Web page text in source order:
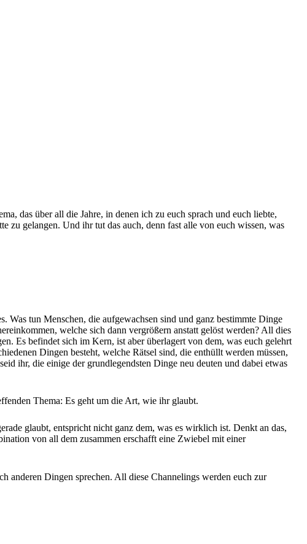
das über all die Jahre, in denen ich zu euch sprach und euch liebte,
zu gelangen. Und ihr tut das auch, denn fast alle von euch wissen, was
tun Menschen, die aufgewachsen sind und ganz bestimmte Dinge
welche sich dann vergrößern anstatt gelöst werden? All dies
Es befindet sich im Kern, ist aber überlagert von dem, was euch gelehrt
Dingen besteht, welche Rätsel sind, die enthüllt werden müssen,
ihr, die einige der grundlegendsten Dinge neu deuten und dabei etwas
Thema: Es geht um die Art, wie ihr glaubt.
glaubt, entspricht nicht ganz dem, was es wirklich ist. Denkt an das,
von all dem zusammen erschafft eine Zwiebel mit einer
anderen Dingen sprechen. All diese Channelings werden euch zur